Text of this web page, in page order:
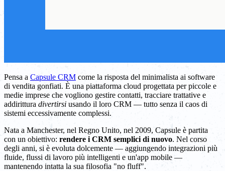
Pensa a Capsule CRM come la risposta del minimalista ai software
di vendita gonfiati. È una piattaforma cloud progettata per piccole e
medie imprese che vogliono gestire contatti, tracciare trattative e
addirittura divertirsi usando il loro CRM — tutto senza il caos di
sistemi eccessivamente complessi.
Nata a Manchester, nel Regno Unito, nel 2009, Capsule è partita
con un obiettivo: rendere i CRM semplici di nuovo. Nel corso
degli anni, si è evoluta dolcemente — aggiungendo integrazioni più
fluide, flussi di lavoro più intelligenti e un'app mobile —
mantenendo intatta la sua filosofia "no fluff".